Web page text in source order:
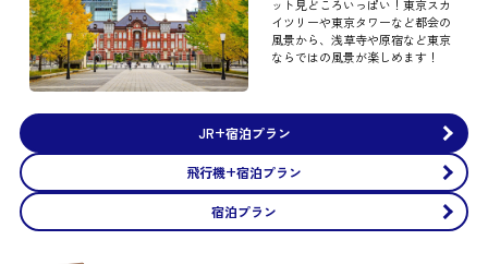
ット見どころいっぱい！東京スカ
イツリーや東京タワーなど都会の
風景から、浅草寺や原宿など東京
ならではの風景が楽しめます！
JR+宿泊プラン
飛行機+宿泊プラン
宿泊プラン